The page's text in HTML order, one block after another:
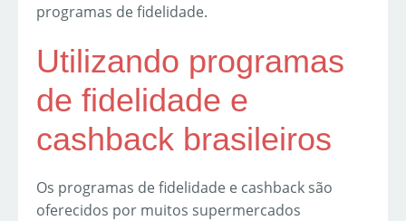
programas de fidelidade.
Utilizando programas
de fidelidade e
cashback brasileiros
Os programas de fidelidade e cashback são
oferecidos por muitos supermercados